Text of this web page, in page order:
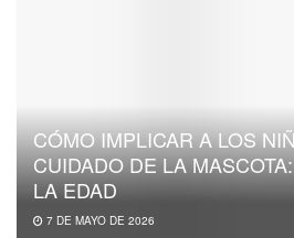
CÓMO IMPLICAR A LOS
CUIDADO DE LA
LA EDAD
7 DE MAYO DE 2026